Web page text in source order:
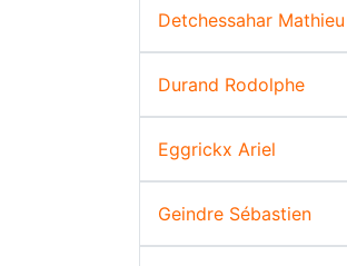
Detchessahar Mathieu
Durand Rodolphe
Eggrickx Ariel
Geindre Sébastien